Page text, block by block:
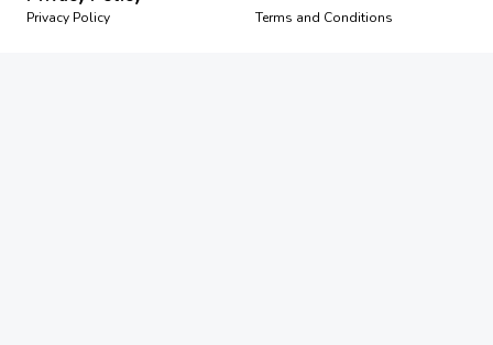
Privacy Policy Terms and Conditions